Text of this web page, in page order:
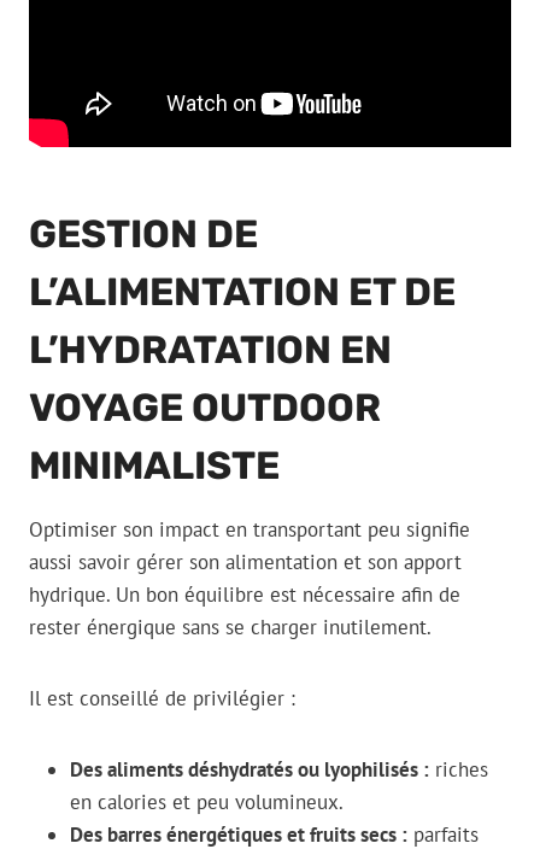
GESTION DE
L’ALIMENTATION ET DE
L’HYDRATATION EN
VOYAGE OUTDOOR
MINIMALISTE
Optimiser son impact en transportant peu signifie
aussi savoir gérer son alimentation et son apport
hydrique. Un bon équilibre est nécessaire afin de
rester énergique sans se charger inutilement.
Il est conseillé de privilégier :
Des aliments déshydratés ou lyophilisés : riches
en calories et peu volumineux.
Des barres énergétiques et fruits secs : parfaits